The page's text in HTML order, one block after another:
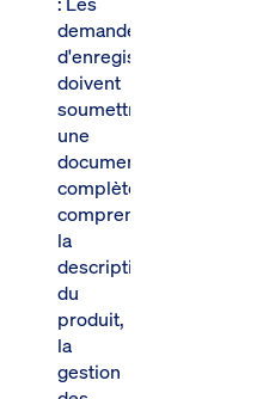
demandeurs
d'enregistrement
doivent
soumettre
une
documentation
complète
comprenant
la
description
du
produit,
la
gestion